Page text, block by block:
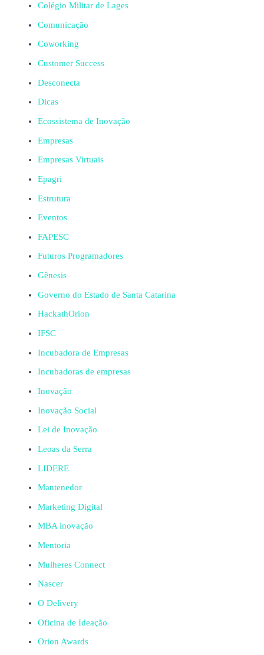
Colégio Militar de Lages
Comunicação
Coworking
Customer Success
Desconecta
Dicas
Ecossistema de Inovação
Empresas
Empresas Virtuais
Epagri
Estrutura
Eventos
FAPESC
Futuros Programadores
Gênesis
Governo do Estado de Santa Catarina
HackathOrion
IFSC
Incubadora de Empresas
Incubadoras de empresas
Inovação
Inovação Social
Lei de Inovação
Leoas da Serra
LIDERE
Mantenedor
Marketing Digital
MBA inovação
Mentoria
Mulheres Connect
Nascer
O Delivery
Oficina de Ideação
Orion Awards